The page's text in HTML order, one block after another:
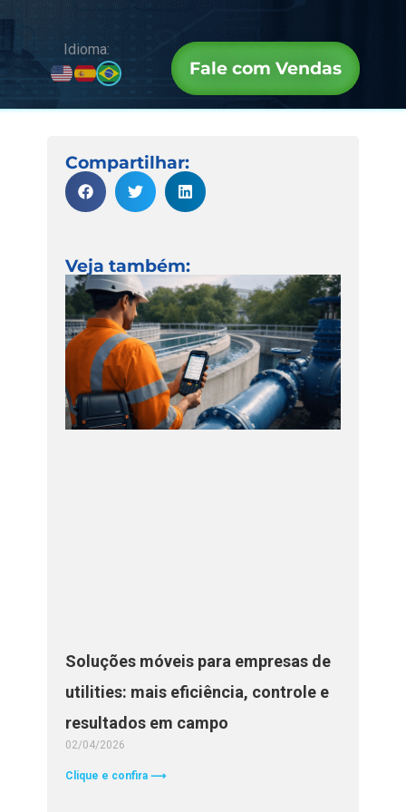
Idioma:
Fale com Vendas
Compartilhar:
Veja também:
Soluções móveis para empresas de
utilities: mais eficiência, controle e
resultados em campo
02/04/2026
Clique e confira ⟶